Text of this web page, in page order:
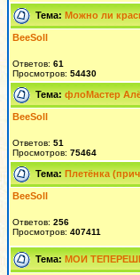
Тема: Можно ли
BeeSoll
Ответов: 61
Просмотров: 54430
Тема: флоМастер
BeeSoll
Ответов: 51
Просмотров: 75464
Тема: Плетёнка
BeeSoll
Ответов: 256
Просмотров: 407411
Тема: МОИ